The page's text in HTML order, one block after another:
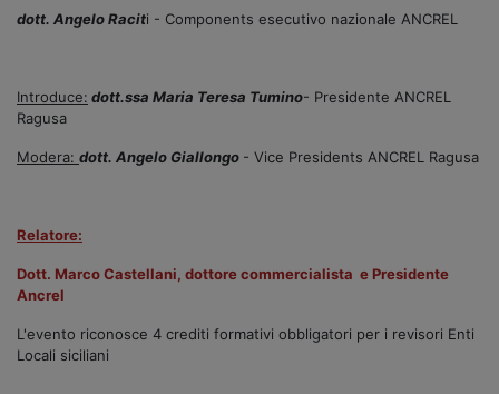
dott. Angelo Raciti - Components esecutivo nazionale ANCREL
Introduce: dott.ssa Maria Teresa Tumino- Presidente ANCREL
Ragusa
Modera: dott. Angelo Giallongo - Vice Presidents ANCREL Ragusa
Relatore:
Dott. Marco Castellani, dottore commercialista e Presidente
Ancrel
L'evento riconosce 4 crediti formativi obbligatori per i revisori Enti
Locali siciliani